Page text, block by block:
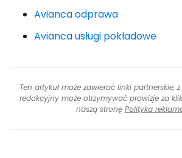
Avianca odprawa
Avianca usługi pokładowe
Ten artykuł może zawierać linki partnerskie,
redakcyjny może otrzymywać prowizje za
naszą stronę Polityka